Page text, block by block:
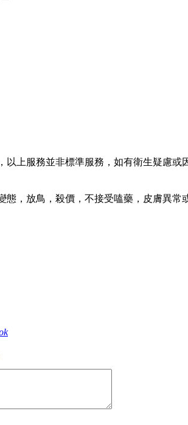
上服務並非標準服務，如有衛生疑慮
，放鳥，殺價，不接受嗑藥，皮膚異常